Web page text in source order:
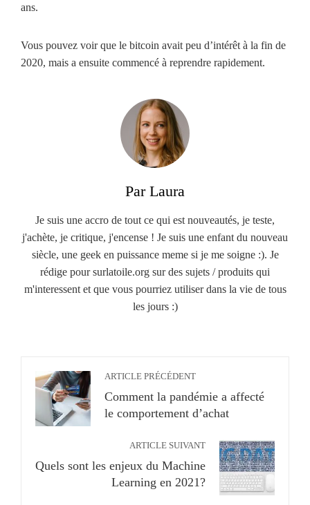
ans.
Vous pouvez voir que le bitcoin avait peu d’intérêt à la fin de
2020, mais a ensuite commencé à reprendre rapidement.
Par Laura
Je suis une accro de tout ce qui est nouveautés, je teste,
j'achète, je critique, j'encense ! Je suis une enfant du nouveau
siècle, une geek en puissance meme si je me soigne :). Je
rédige pour surlatoile.org sur des sujets / produits qui
m'interessent et que vous pourriez utiliser dans la vie de tous
les jours :)
ARTICLE PRÉCÉDENT
Comment la pandémie a affecté
le comportement d’achat
ARTICLE SUIVANT
Quels sont les enjeux du Machine
Learning en 2021?